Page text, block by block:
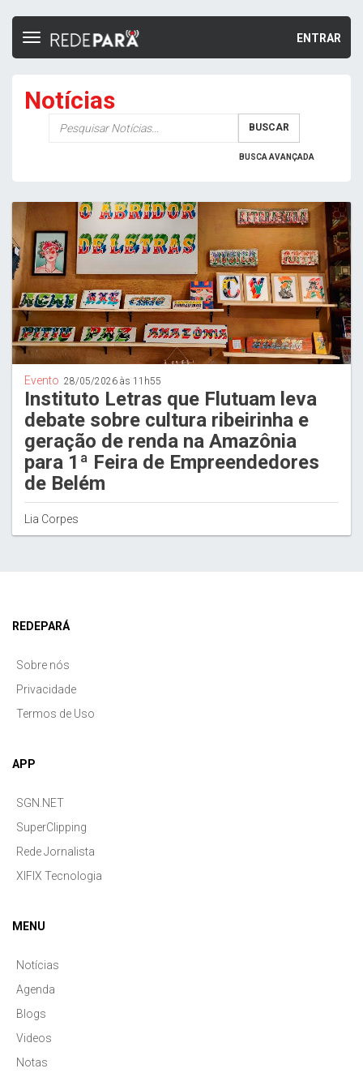
ENTRAR
Toggle
Notícias
BUSCAR
BUSCA AVANÇADA
Evento 28/05/2026 às 11h55
Instituto Letras que Flutuam leva
debate sobre cultura ribeirinha e
geração de renda na Amazônia
para 1ª Feira de Empreendedores
de Belém
Lia Corpes
REDEPARÁ
Sobre nós
Privacidade
Termos de Uso
APP
SGN.NET
SuperClipping
Rede Jornalista
XIFIX Tecnologia
MENU
Notícias
Agenda
Blogs
Videos
Notas